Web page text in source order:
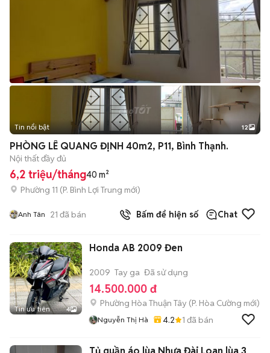
+2
Tin nổi bật 12
PHÒNG LÊ QUANG ĐỊNH 40m2, P11, Bình Thạnh.
Nội thất đầy đủ
6,2 triệu/tháng40 m²
Phường 11 (P. Bình Lợi Trung mới)
Anh Tân 21 đã bán Bấm để hiện số Chat
Tin ưu tiên 4
Honda AB 2009 Đen
2009 Tay ga Đã sử dụng
14.500.000 đ
Phường Hòa Thuận Tây (P. Hòa Cường mới)
Nguyễn Thị Hà 4.2 1 đã bán